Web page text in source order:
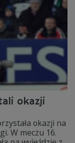
okazji
okazji na
W meczu 16.